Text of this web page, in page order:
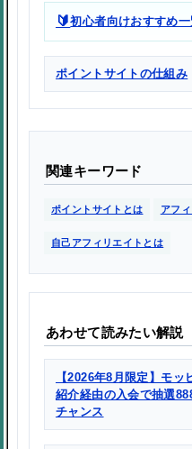
🔰初心者向けおすすめ
ポイントサイトの仕組み
関連キーワード
ポイントサイトとは アフ
自己アフィリエイトとは
あわせて読みたい解説
【2026年8月限定】モッ
紹介経由の入会で抽選
チャンス